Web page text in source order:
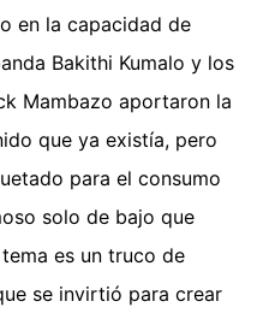
en la capacidad de
Bakithi Kumalo y los
Mambazo aportaron la
que ya existía, pero
para el consumo
solo de bajo que
es un truco de
se invirtió para crear